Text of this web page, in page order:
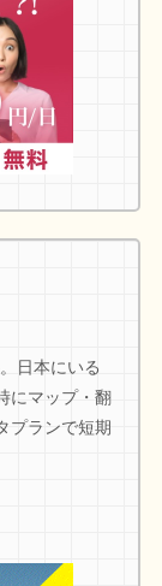
日本にいる
にマップ・翻
プランで短期